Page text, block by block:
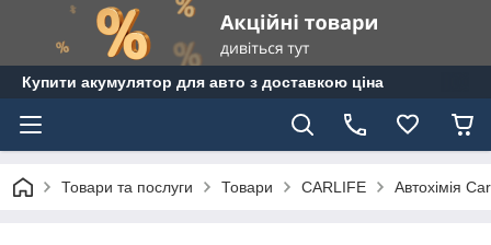
Купити акумулятор для авто з доставкою ціна
Товари та послуги Товари CARLIFE Автохімія